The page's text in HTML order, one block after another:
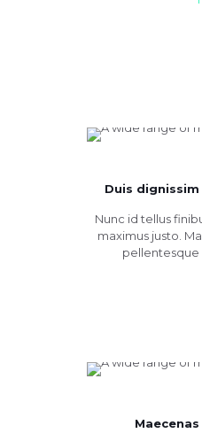
Duis
Nunc id tellus
maximus justo.
pellentesque